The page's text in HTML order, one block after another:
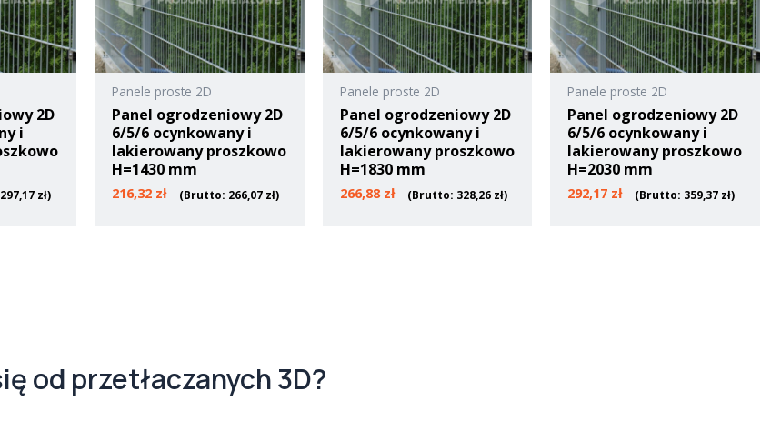
2D
i
297,17 zł)
Panele proste 2D
Panel ogrodzeniowy 2D
6/5/6 ocynkowany i
lakierowany proszkowo
H=1430 mm
216,32 zł (Brutto: 266,07 zł)
Panele proste 2D
Panel ogrodzeniowy 2D
6/5/6 ocynkowany i
lakierowany proszkowo
H=1830 mm
266,88 zł (Brutto: 328,26 zł)
Panele proste 2D
Panel ogrodzeniowy 2D
6/5/6 ocynkowany i
lakierowany proszkowo
H=2030 mm
292,17 zł (Brutto: 359,37 zł)
od przetłaczanych 3D?